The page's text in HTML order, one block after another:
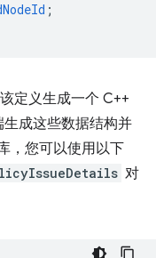
;
定义生成一个 C++
成这些数据结构并
，您可以使用以下
对